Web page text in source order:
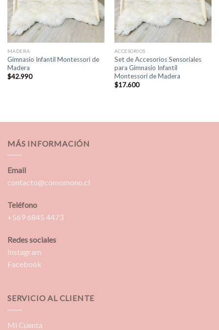
MADERA
Gimnasio Infantil Montessori de
Madera
$42.990
ACCESORIOS
Set de Accesorios Sensoriales
para Gimnasio Infantil
Montessori de Madera
$17.600
MÁS INFORMACIÓN
Email
contacto@comomono.cl
Teléfono
+569 6845 4473
Redes sociales
Instagram
Facebook
SERVICIO AL CLIENTE
Mi Cuenta